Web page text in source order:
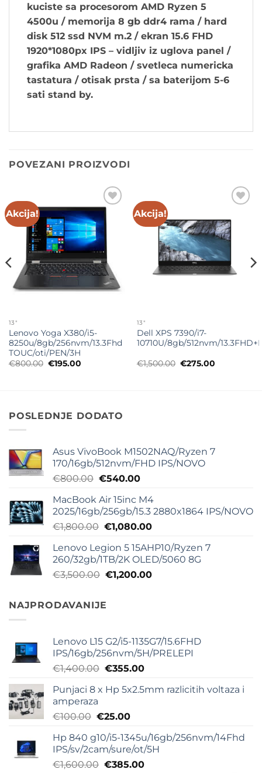
kuciste sa procesorom AMD Ryzen 5
4500u / memorija 8 gb ddr4 rama / hard
disk 512 ssd NVM m.2 / ekran 15.6 FHD
1920*1080px IPS – vidljiv iz uglova panel /
grafika AMD Radeon / svetleca numericka
tastatura / otisak prsta / sa baterijom 5-6
sati stand by.
POVEZANI PROIZVODI
Akcija!
Add to
wishlist
13"
Lenovo Yoga X380/i5-
8250u/8gb/256nvm/13.3Fhd
TOUC/oti/PEN/3H
€800.00 Originalna
€195.00Trenutna
Akcija!
wishlist
13"
Dell XPS 7390/i7-
10710U/8gb/512nvm/
€1,500.00 Originalna
€275.00Trenutna
POSLEDNJE DODATO
Asus VivoBook M1502NAQ/Ryzen 7
170/16gb/512nvm/FHD IPS/NOVO
€800.00 Originalna
je
bila:
€800.00.
€540.00Trenutna
je:
€540.00.
MacBook Air 15inc M4
2025/16gb/256gb/15.3 2880x1864 IPS/NOVO
€1,800.00 Originalna
je
bila:
€1,800.00.
€1,080.00Trenutna
je:
€1,080.00.
Lenovo Legion 5 15AHP10/Ryzen 7
260/32gb/1TB/2K OLED/5060 8G
€3,500.00 Originalna
je
bila:
€1,200.00Trenutna
NAJPRODAVANIJE
Lenovo L15 G2/i5-1135G7/15.6FHD
IPS/16gb/256nvm/5H/PRELEPI
€1,400.00 Originalna
je
€1,400.00.
€355.00Trenutna
je:
Punjaci 8 x Hp 5x2.5mm razlicitih voltaza i
amperaza
€100.00 Originalna
je
bila:
€100.00.
€25.00Trenutna
je:
€25.00.
Hp 840 g10/i5-1345u/16gb/256nvm/14Fhd
IPS/sv/2cam/sure/ot/5H
€1,600.00 Originalna
€385.00Trenutna